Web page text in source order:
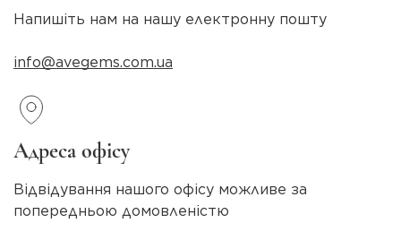
Напишіть нам на нашу електронну пошту
info@avegems.com.ua
Адреса офісу
Відвідування нашого офісу можливе за
попередньою домовленістю